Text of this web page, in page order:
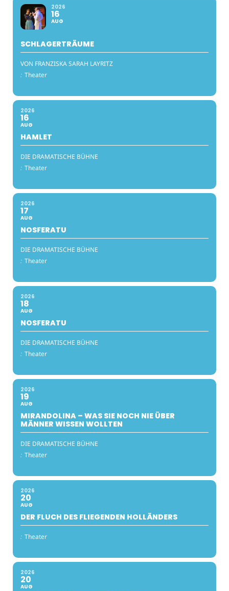
2026
16
AUG
SCHLAGERTRÄUME
VON FRANZISKA SARAH LAYRITZ
: Theater
2026
16
AUG
HAMLET
DIE DRAMATISCHE BÜHNE
: Theater
2026
17
AUG
NOSFERATU
DIE DRAMATISCHE BÜHNE
: Theater
2026
18
AUG
NOSFERATU
DIE DRAMATISCHE BÜHNE
: Theater
2026
19
AUG
MIRANDOLINA – WAS SIE NOCH NIE ÜBER
MÄNNER WISSEN WOLLTEN
DIE DRAMATISCHE BÜHNE
: Theater
2026
20
AUG
DER FLUCH DES FLIEGENDEN HOLLÄNDERS
: Theater
2026
20
AUG